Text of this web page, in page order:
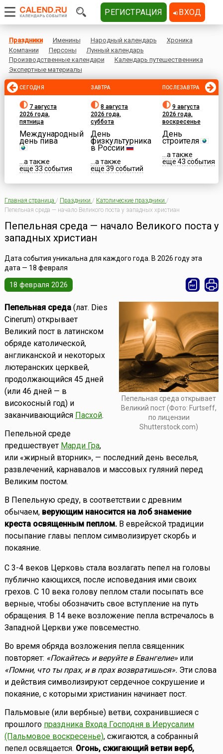
Праздники Именины Народный календарь
Хроника
Компании
Персоны
Лунный календарь
Производственные календари
Календарь путешественника
Экспертные материалы
СЕГОДНЯ
7 августа
2026 года,
пятница
Международный
день пива
...а также
еще 33 события
ЗАВТРА
8 августа
2026 года,
суббота
День
физкультурника
в России
...а также
еще 39 событий
ПОСЛЕЗАВТРА
9 августа
2026 года,
воскресенье
День
строителя
...а также
еще 43 события
Главная страница / Праздники / Католические праздники /
Пепельная среда — начало Великого поста у западных христиан
Пепельная среда — начало Великого поста у
западных христиан
Дата события уникальна для каждого года. В 2026 году эта
дата — 18 февраля
18 февраля 2026
Пепельная среда открывает
Великий пост (Фото: Furtseff,
по лицензии
Shutterstock.com)
Пепельная среда(лат. Dies
Cinerum) открывает
Великий пост в латинском
обряде католической,
англиканской и некоторых
лютеранских церквей,
продолжающийся 45 дней
(или 46 дней — в
високосный год) и
заканчивающийся Пасхой.
Пепельной среде
предшествует Марди Гра,
или «жирный вторник», — последний день веселья,
развлечений, карнавалов и массовых гуляний перед
Великим постом.
В Пепельную среду, в соответствии с древним
обычаем, верующим наносится на лоб знамение
креста освященным пеплом.В еврейской традиции
посыпание главы пеплом символизирует скорбь и
покаяние.
C 3-4 веков Церковь стала возлагать пепел на головы
публично кающихся, после исповедания ими своих
грехов. С 10 века голову пеплом стали посыпать все
верные, чтобы обозначить свое вступление на путь
обращения. В 14 веке возложение пепла встречалось в
Западной Церкви уже повсеместно.
Во время обряда возложения пепла священник
повторяет: «Покайтесь и веруйте в Евангелие»или
«Помни, что ты прах, и в прах возвратишься». Эти слова
и действия символизируют сердечное сокрушение и
покаяние, с которыми христианин начинает пост.
Пальмовые (или вербные) ветви, сохранившиеся с
прошлого праздника Входа Господня в Иерусалим
(Пальмовое воскресенье), сжигаются, а собранный
пепел освящается. Огонь, сжигающий ветви верб,
РЕГИСТРАЦИЯ ВХОД